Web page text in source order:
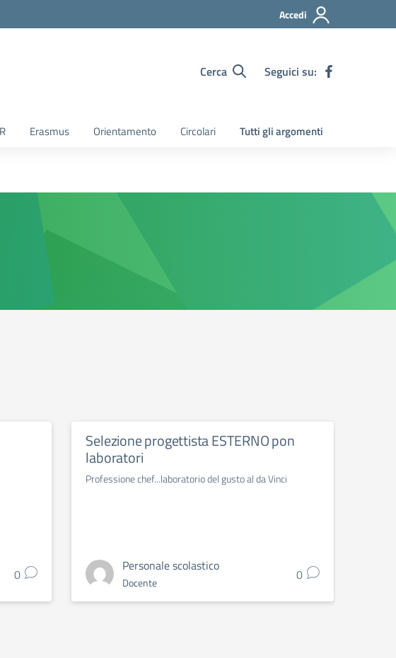
Accedi
Cerca Seguici su:
Erasmus Orientamento Circolari Tutti gli argomenti
0
Selezione progettista ESTERNO pon
laboratori
Professione chef...laboratorio del gusto al da Vinci
Personale scolastico
Docente 0